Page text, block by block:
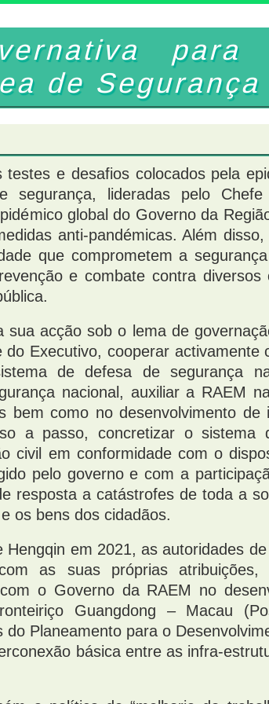
de Segurança
e desafios colocados pela
lideradas pelo Chefe
global do Governo da
anti-pandémicas. Além
que comprometem a
e combate contra
acção sob o lema de
Executivo, cooperar activamente
de defesa de segurança
nacional, auxiliar a RAEM
bem como no desenvolvimento de
a passo, concretizar o
civil em conformidade com o
pelo governo e com a
resposta a catástrofes de toda a
os bens dos cidadãos.
em 2021, as autoridades
as suas próprias atribuições,
o Governo da RAEM no
Guangdong – Macau
Planeamento para o
básica entre as infra-